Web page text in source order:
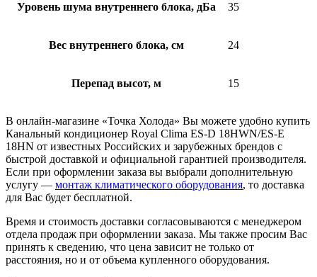
Уровень шума внутреннего блока, дБа 35
Вес внутреннего блока, см 24
Перепад высот, м 15
В онлайн-магазине «Точка Холода» Вы можете удобно купить
Канальный кондиционер Royal Clima ES-D 18HWN/ES-E
18HN от известных Российских и зарубежных брендов с
быстрой доставкой и официальной гарантией производителя.
Если при оформлении заказа вы выбрали дополнительную
услугу — монтаж климатического оборудования, то доставка
для Вас будет бесплатной.
Время и стоимость доставки согласовываются с менеджером
отдела продаж при оформлении заказа. Мы также просим Вас
принять к сведению, что цена зависит не только от
расстояния, но и от объема купленного оборудования.